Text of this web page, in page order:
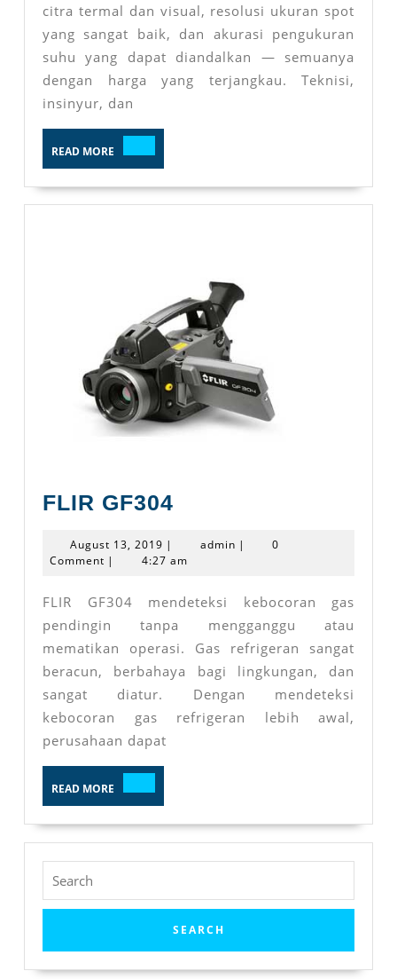
citra termal dan visual, resolusi ukuran spot
yang sangat baik, dan akurasi pengukuran
suhu yang dapat diandalkan — semuanya
dengan harga yang terjangkau. Teknisi,
insinyur, dan
READ MORE MORE
FLIR GF304
August 13, 2019 August
13,
| adminadmin
|
0
Comment | 4:27 am
FLIR GF304 mendeteksi kebocoran gas
pendingin tanpa mengganggu atau
mematikan operasi. Gas refrigeran sangat
beracun, berbahaya bagi lingkungan, dan
sangat diatur. Dengan mendeteksi
kebocoran gas refrigeran lebih awal,
perusahaan dapat
READ MORE MORE
for: